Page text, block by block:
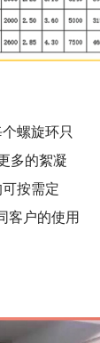
螺旋环只
多的絮凝
按需定
客户的使用